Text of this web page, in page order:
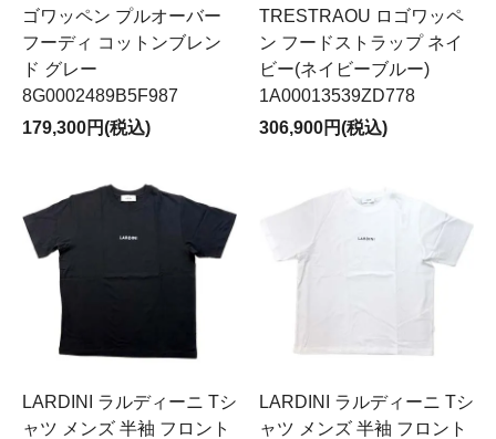
ゴワッペン プルオーバー
フーディ コットンブレン
ド グレー
8G0002489B5F987
179,300円(税込)
TRESTRAOU ロゴワッペ
ン フードストラップ ネイ
ビー(ネイビーブルー)
1A00013539ZD778
306,900円(税込)
LARDINI ラルディーニ Tシ
ャツ メンズ 半袖 フロント
LARDINI ラルディーニ Tシ
ャツ メンズ 半袖 フロント